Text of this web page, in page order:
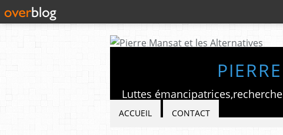
ACCUEIL CONTACT